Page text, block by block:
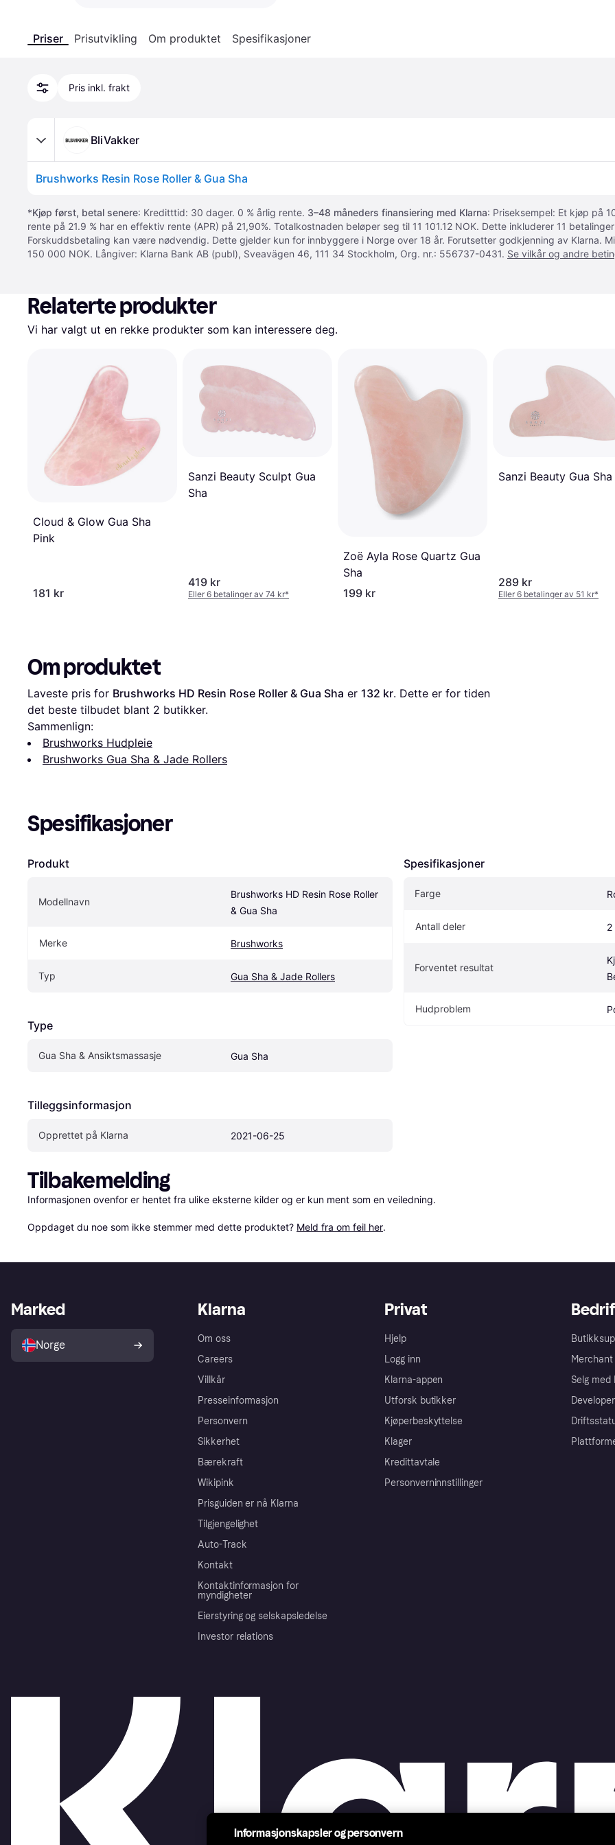
Priser Prisutvikling Om produktet Spesifikasjoner
Pris inkl. frakt
BliVakker
Brushworks Resin Rose Roller & Gua Sha
*Kjøp først, betal senere: Kreditttid: 30 dager. 0 % årlig rente. 3–48 måneders finansiering med Klarna: Priseksempel: Et kjøp på
rente på 21.9 % har en effektiv rente (APR) på 21,90%. Totalkostnaden beløper seg til 11 101.12 NOK. Dette inkluderer 11
Forskuddsbetaling kan være nødvendig. Dette gjelder kun for innbyggere i Norge over 18 år. Forutsetter godkjenning av Klarna.
150 000 NOK. Långiver: Klarna Bank AB (publ), Sveavägen 46, 111 34 Stockholm, Org. nr.: 556737-0431. Se vilkår og andre
Relaterte produkter
Vi har valgt ut en rekke produkter som kan interessere deg.
Cloud & Glow Gua Sha
Pink
181 kr
Sanzi Beauty Sculpt Gua
Sha
419 kr
Eller 6 betalinger av 74 kr*
Zoë Ayla Rose Quartz Gua
Sha
199 kr
Sanzi Beauty Gua Sha
289 kr
Eller 6 betalinger av 51 kr*
Om produktet
Laveste pris for Brushworks HD Resin Rose Roller & Gua Sha er 132 kr. Dette er for tiden
det beste tilbudet blant 2 butikker.
Sammenlign:
Brushworks Hudpleie
Brushworks Gua Sha & Jade Rollers
Spesifikasjoner
Produkt
Modellnavn
Brushworks HD Resin Rose Roller
& Gua Sha
Merke Brushworks
Typ Gua Sha & Jade Rollers
Type
Gua Sha & Ansiktsmassasje Gua Sha
Tilleggsinformasjon
Opprettet på Klarna 2021-06-25
Spesifikasjoner
Farge
Antall deler 2
Forventet resultat
Hudproblem
Tilbakemelding
Informasjonen ovenfor er hentet fra ulike eksterne kilder og er kun ment som en veiledning.
Oppdaget du noe som ikke stemmer med dette produktet? Meld fra om feil her.
Klarna
Om oss
Careers
Villkår
Presseinformasjon
Personvern
Sikkerhet
Bærekraft
Wikipink
Prisguiden er nå Klarna
Tilgjengelighet
Auto-Track
Kontakt
Kontaktinformasjon for
myndigheter
Eierstyring og selskapsledelse
Investor relations
Privat
Hjelp
Logg inn
Klarna-appen
Utforsk butikker
Kjøperbeskyttelse
Klager
Kredittavtale
Personverninnstillinger
Selg med
Marked
Norge
Informasjonskapsler og personvern